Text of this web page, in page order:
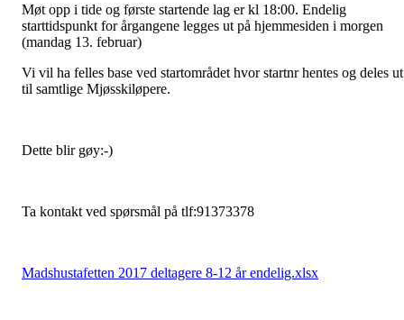
Møt opp i tide og første startende lag er kl 18:00. Endelig
starttidspunkt for årgangene legges ut på hjemmesiden i morgen
(mandag 13. februar)
Vi vil ha felles base ved startområdet hvor startnr hentes og deles ut
til samtlige Mjøsskiløpere.
Dette blir gøy:-)
Ta kontakt ved spørsmål på tlf:91373378
Madshustafetten 2017 deltagere 8-12 år endelig.xlsx